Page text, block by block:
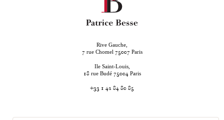
Rive Gauche,
7 rue Chomel 75007 Paris
Ile Saint-Louis,
18 rue Budé 75004 Paris
+33 1 42 84 80 85